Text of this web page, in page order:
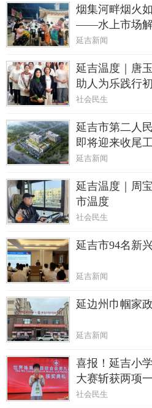
烟集河畔烟火
——水上市场解
延吉新闻
延吉温度｜唐
助人为乐践行
社会民生
延吉市第二人
即将迎来收尾
延吉新闻
延吉温度｜周
市温度
社会民生
延吉市94名新
延吉新闻
延边州巾帼家
延吉新闻
喜报！延吉小
大赛斩获两项
社会民生